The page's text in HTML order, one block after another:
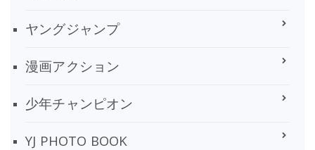
ヤングジャンプ
漫画アクション
少年チャンピオン
YJ PHOTO BOOK